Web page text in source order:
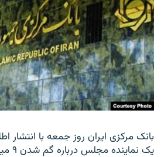
بانک مرکزی ایران روز جمعه با انتشار
یک